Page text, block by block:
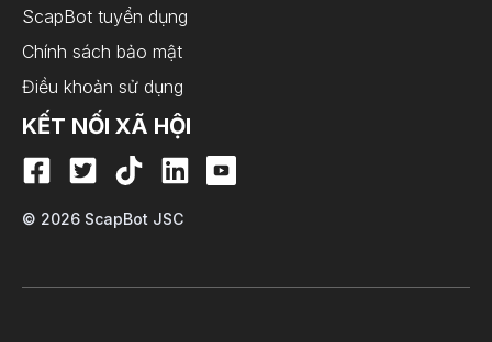
ScapBot tuyển dụng
Chính sách bảo mật
Điều khoản sử dụng
KẾT NỐI XÃ HỘI
© 2026 ScapBot JSC